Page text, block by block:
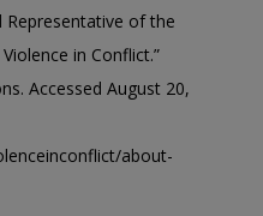
of the
in Conflict.”
Accessed August 20,
about-